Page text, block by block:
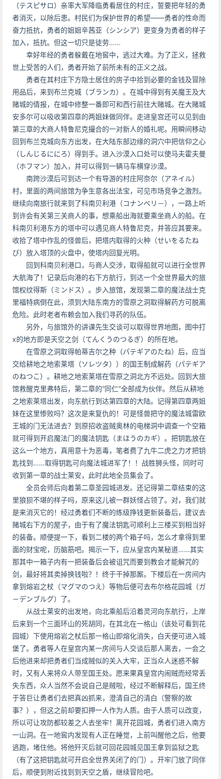
（テスピサロ）亲率大军降临勇看居住的村庄，誓要把年轻的勇
者消灭，以除后患。村民们为保护世界的希望——勇者的性命而
奋力抵抗，勇者的姐姐辛茜亚（シンシア）更变身为勇者的样子
加入，抵抗。但这一切只是徒劳……
幸好年经的勇者躲戴在地窖中，逃过大难。为了正义，拯救
世上受苦的人们，勇者开始了前所未有的正义之战。
勇者在其村庄下方隐士居住的房子中拾到必要的金钱及冒除
用品后，来到布兰克城（ブランカ）。在城中得到有关魔王及大
赌城的倩报，在城中修整一番即可和西行前往大赌城。在大赌城
安多尔可以吸收第四章的两姐妹做同伴。走进皇宫还可以见到由
第三章的大商人特鲁尼克撮合的一对新人的婚礼呢。用瞬间移动
回到布兰克城向东方出发，在大陆东部边缘的洞穴中把信仰之心
（しんじるににろ）得到手。进入沙漠入口处可以使马夫霍夫曼
（ホフマン）加入，并可以得到一辆马车横穿沙漠。
南跨沙漠后可到达一个有导游的村庄阿奈尔（アネイル）
村，里面的两间旅馆为争生意各出法宝，可见市场竞争之激烈。
继续向南旅行就来到了科南贝利港（コナンべリ－），一路上听
到许会有关第三关商人的事，想乘船出海就要乘坐商人的船。在
科南贝利港东方的塔中可以遇见商人特鲁尼克，并答应其要来。
收拾了塔中作乱的怪兽后，把塔内取得的火种（せいをるたね
び）放入塔顶的火盘中，使塔内回复光明。
回到科南贝利港口，与商人交涉，取得船就可以进行全世界
大航海了！记录后向港的右下方航行，到达一个全世界最大的旅
馆权纹得斯（ミンドス）。步入旅馆，发现第二章的魔法战士克
里福特病倒在此，须到大陆东南方的雪原之洞取得解药方可脱离
危险。此时老者布赖会加入我们寻药的队伍。
另外，与旅馆外的讲课先生交谈可以取得世界地图，图中打
x的地方即是天空之剑（てんくうのつるぎ）的所在地。
在雪原之洞取得帕蒂吉尔之种（パテギアのたね）后，应当
交给耕地之地索莱塔（ソレツタ））的国王制成解药（パテギア
のねつこ）。耕地之地索莱塔在雪原之洞北方不远处。回到大旅
馆救醒克里弗特后，第二章的“同仁”全部成为伙伴。然后从耕地
之地索莱塔出发，向东航行到达第四章的大陆。记得第四章两姐
妹在这里惨败吗？这次是来复仇的！可是怪兽把守的魔法城雷欧
王城的门无法进去？到原招收盗贼奥林的电梯洞中调查一个空箱
就可得到开启魔法门的魔法钥匙（まほうのカギ）。把钥匙放在
这么一个地方，真用意十为恶毒，笔者费了九牛二虎之力才把钥
匙找到……取得钥匙可向魔法城进军了！！战胜狮头怪，同时可
收到第一章的战士莱安，此时此地全员集会了。
全员会师后向着第二章圣园城进发。还记得第二章结束的这
里狼狈不堪的样子吗，原来这儿被一群妖怪占领了。对，我们就
是来消灭它的！经过勇着们不断的练级挣钱更新装备后，建议去
赌城右下方的屋子，由于有了魔法钥匙可顺利上三楼买到相当好
的装备。顺便提一下，看到二楼的两个箱子吗，怎么才拿得到里
面的财宝呢，历脑筋吧。揭示一下，应从皇宫内某秘道……其实
那其中一箱子内有一把装备后会被诅咒而要到教会才能解咒的
剑，最好将其卖掉换钱啦？！终于干掉那厮。下楼后在一房间内
拿到熔岩之杖（マグマのつえ）等物后便可去布尔格花园城（ガ
－デンブルグ）了。
从战士莱安的出发地，向北乘船后沿着灵河向东航行，上岸
后来到一个三面环山的死胡同，在其北在一格山（该处可看到花
园城）下使用熔岩之杖后那一格山即熔化消失，白天便可进入城
堡了。勇者等人在皇宫内某一房间与人交谈后那人离去，一会之
后他进来却把勇者们当成贼似的关入大牢，正当众人迷惑不解
时，又有人来将众人带至国王处。愿来果真皇宫内闹贼而经常丢
失东西，众人当然不会说自己是贼啦，经过不断解释后，国王终
于答巨让勇者们去把真凶抓来，澄清自己的清白（警察的故
事？），但这之前却要扣押一人作为人质。由于人质可以改变，
所以可让攻防都较差之人去坐牢！离开花园城，勇者们进入南方
一山洞。在一地窖内发现有人正在睡觉，上前叫醒他之后，他要
逃跑，堵住他。将他歼灭后就可回花园城见国王拿到监狱之匙
（有了这把钥匙就可开启全世界关闭了的门）。开牢门放了同伴
后，顺便到附近找到到天空之盾，继续冒险吧。